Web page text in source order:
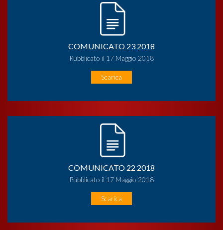
COMUNICATO 23 2018
Pubblicato il 17 Maggio 2018
Scarica
COMUNICATO 22 2018
Pubblicato il 17 Maggio 2018
Scarica